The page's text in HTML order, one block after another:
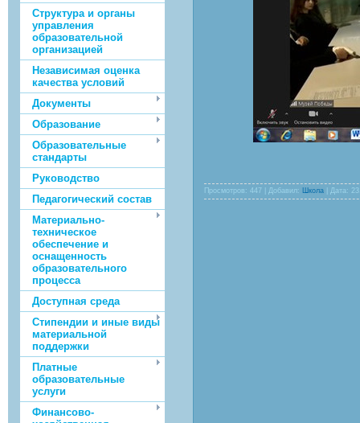
Структура и органы
управления
образовательной
организацией
Независимая оценка
качества условий
Документы
Образование
Образовательные
стандарты
Руководство
Педагогический состав
Материально-
техническое
обеспечение и
оснащенность
образовательного
процесса
Доступная среда
Стипендии и иные виды
материальной
поддержки
Платные
образовательные
услуги
Финансово-
Просмотров: 447 | Добавил: Школа | Дата: